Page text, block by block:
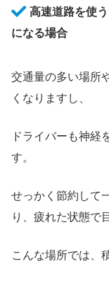
高速道路を使
になる場合
交通量の多い場所
くなりますし、
ドライバーも神経
す。
せっかく節約して
り、疲れた状態で
こんな場所では、